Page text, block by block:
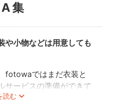
集
や小物などは用意しても
読む
fotowaではまだ衣装と
サービスの準備ができて
客様ご自身にご用意をお